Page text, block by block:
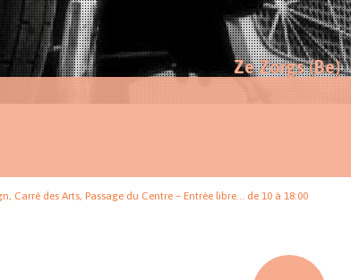
Ze Zorgs (Be)
Carré des Arts, Passage du Centre – Entrée libre… de 10 à 18:00